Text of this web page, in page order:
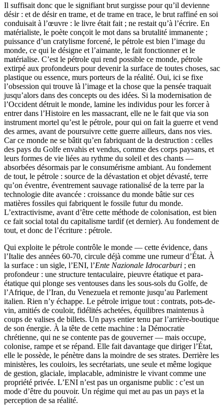
Il suffisait donc que le signifiant brut surgisse pour qu’il devienne
désir : et de désir en trame, et de trame en trace, le brut raffiné en soi
conduisait à l’œuvre : le livre était fait ; ne restait qu’à l’écrire. En
matérialiste, le poète conçoit le mot dans sa brutalité immanente ;
puissance d’un cratylisme forcené, le pétrole est bien l’image du
monde, ce qui le désigne et l’aimante, le fait fonctionner et le
matérialise. C’est le pétrole qui rend possible ce monde, pétrole
extirpé aux profondeurs pour devenir la surface de toutes choses, sac
plastique ou essence, murs porteurs de la réalité. Oui, ici se fixe
l’obsession qui trouve là l’image et la chose que la pensée traquait
jusqu’alors dans des concepts ou des idées. Si la modernisation de
l’Occident détruit le monde, lamine les individus pour les forcer à
entrer dans l’Histoire en les massacrant, elle ne le fait que via son
instrument mortel qu’est le pétrole, pour qui on fait la guerre et vend
des armes, avant de poursuivre cette guerre ailleurs, dans nos vies.
Car ce monde ne se bâtit qu’en fabriquant de la destruction : celles
des pays du Golfe envahis et vendus, comme des corps paysans, et
leurs formes de vie liées au rythme du soleil et des chants —
absorbées désormais par le consumérisme ambiant. Au fondement
de tout, le pétrole : source de la dévastation et objet dévasté, terre
qu’on éventre, éventrement sauvage rationalisé de la terre par la
technologie dite avancée : croissance du monde bâtie sur ces
matières fossiles qui fabriquent le fossile futur du monde.
L’extractivisme, avant d’être cette méthode de colonisation, est bien
ce fait social total du capitalisme tardif (et dernier). Au fondement de
tout, et donc de l’écriture : pétrole.
Qui exploite le pétrole contrôle le monde — cette évidence, dans
l’Italie des années 60-70, circule déjà comme une rumeur d’État. À
la surface : un sigle, l’ENI, l’Ente Nazionale Idrocarburi ; en
profondeur : une structure tentaculaire, pieuvre étatique et para-
étatique qui plonge ses ventouses dans les sous-sols du Golfe, de
l’Afrique, de l’Iran, du Venezuela et remonte jusqu’au Parlement
italien. Rien n’y échappe. Le pétrole irrigue tout : contrats, pots-de-
vin, amitiés de couloir, fidélités achetées, équilibres maintenus à
coups de valises de billets. Un pays entier tenu par l’arrière-boutique
de son énergie. À la tête de cette machine : la Démocratie
chrétienne, qui ne se contente pas de gouverner — mais occupe,
colonise, rampe et se répand. Elle fait davantage que diriger l’État,
elle le possède, le pénètre dans la moindre de ses strates. Derrière les
ministères, les couloirs, les secrétariats, une seule et même logique
de gestion, glaciale, implacable, administre le vivant comme une
propriété privée. L’ENI n’est pas un organisme public : c’est un
mode d’être du pouvoir. Un régime qui met au pas un pays et la
perception de sa réalité.